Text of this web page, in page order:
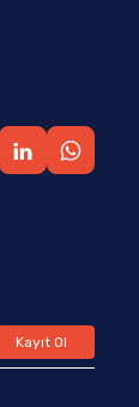
Kayıt Ol